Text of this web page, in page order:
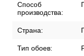
Способ
производства:
Страна:
Тип обоев: